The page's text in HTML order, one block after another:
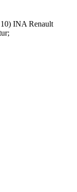
INA Renault